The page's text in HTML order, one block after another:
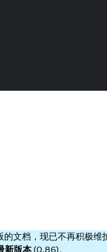
的文档，现已不再积极维
新版本(0.86)。